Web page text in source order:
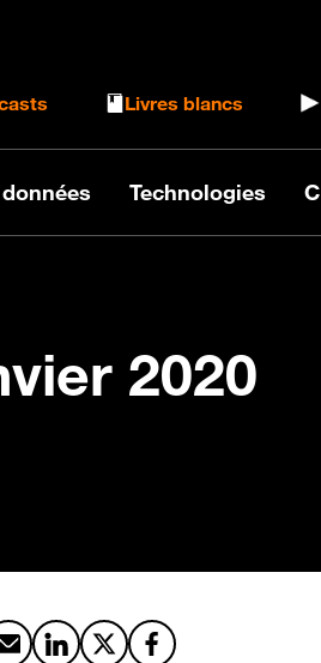
de recherche
Livres blancs
Technologies
2020
Partager par email
Partager sur LinkedIn
Partager sur X
Partager sur